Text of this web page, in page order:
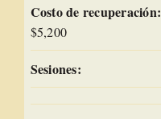
Costo de recuperación:
$5,200
Sesiones: